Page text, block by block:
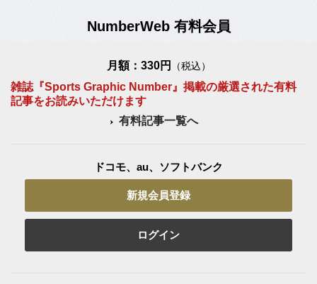
NumberWeb 有料会員
月額：330円 （税込）
雑誌『Sports Graphic Number』掲載の厳選された有料
記事をお読みいただけます
有料記事一覧へ
ドコモ、au、ソフトバンク
新規会員登録
ログイン